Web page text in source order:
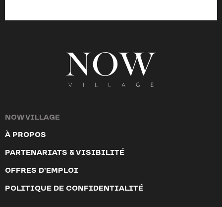
NOW VILLAGE
À PROPOS
PARTENARIATS & VISIBILITÉ
OFFRES D’EMPLOI
POLITIQUE DE CONFIDENTIALITÉ